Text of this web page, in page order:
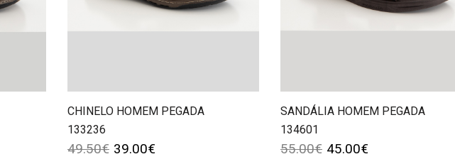
CHINELO HOMEM PEGADA
133236
49.50€ 39.00€
SANDÁLIA HOMEM PEGADA
134601
55.00€ 45.00€